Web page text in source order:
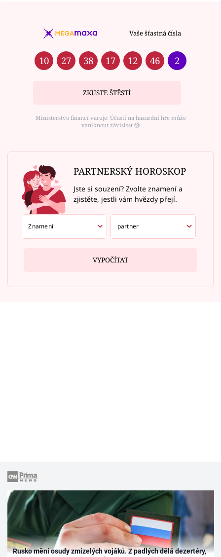
Vaše šťastná čísla
10 27 38 17 12 46 2
ZKUSTE ŠTĚSTÍ
Ministerstvo financí varuje: Účastí na hazardní hře může
vzniknout závislost ⑱
PARTNERSKÝ HOROSKOP
Jste si souzení? Zvolte znamení a
zjistěte, jestli vám hvězdy přejí.
VYPOČÍTAT
Rusko mění osudy zmizelých vojáků. Z padlých dělá dezertéry,